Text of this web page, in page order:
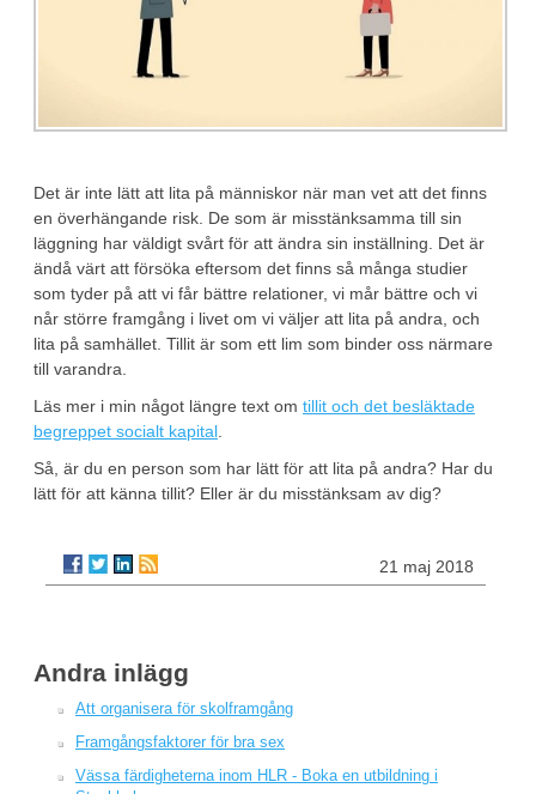
Det är inte lätt att lita på människor när man vet att det finns
en överhängande risk. De som är misstänksamma till sin
läggning har väldigt svårt för att ändra sin inställning. Det är
ändå värt att försöka eftersom det finns så många studier
som tyder på att vi får bättre relationer, vi mår bättre och vi
når större framgång i livet om vi väljer att lita på andra, och
lita på samhället. Tillit är som ett lim som binder oss närmare
till varandra.
Läs mer i min något längre text om tillit och det besläktade
begreppet socialt kapital
Så, är du en person som har lätt för att lita på andra? Har du
lätt för att känna tillit? Eller är du misstänksam av dig?
21 maj 2018
Andra inlägg
Att organisera för skolframgång
Framgångsfaktorer för bra sex
Vässa färdigheterna inom HLR - Boka en utbildning i